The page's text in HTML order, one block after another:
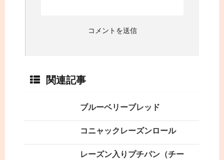
関連記事
ブルーベリーブレッド
コニャックレーズンロール
レーズン入りプチパン（チー